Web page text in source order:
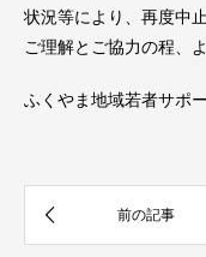
状況等により、再度中
ご理解とご協力の程、
ふくやま地域若者サポ